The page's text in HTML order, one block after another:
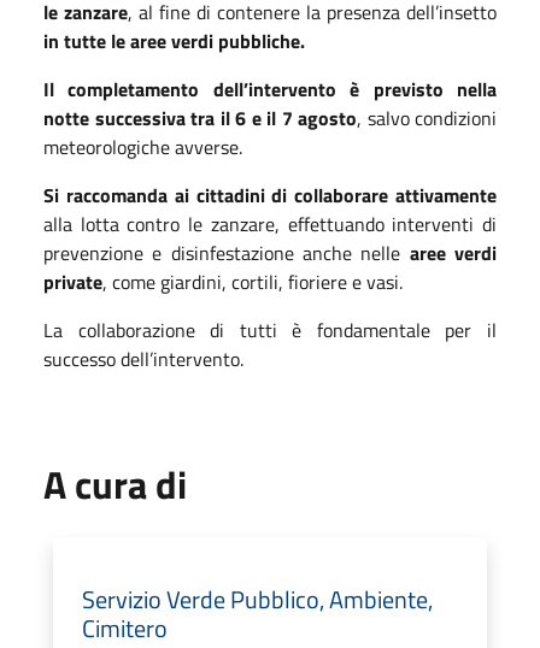
le zanzare, al fine di contenere la presenza dell’insetto
in tutte le aree verdi pubbliche.
Il completamento dell’intervento è previsto nella
notte successiva tra il 6 e il 7 agosto, salvo condizioni
meteorologiche avverse.
Si raccomanda ai cittadini di collaborare attivamente
alla lotta contro le zanzare, effettuando interventi di
prevenzione e disinfestazione anche nelle aree verdi
private, come giardini, cortili, fioriere e vasi.
La collaborazione di tutti è fondamentale per il
successo dell’intervento.
A cura di
Servizio Verde Pubblico, Ambiente,
Cimitero